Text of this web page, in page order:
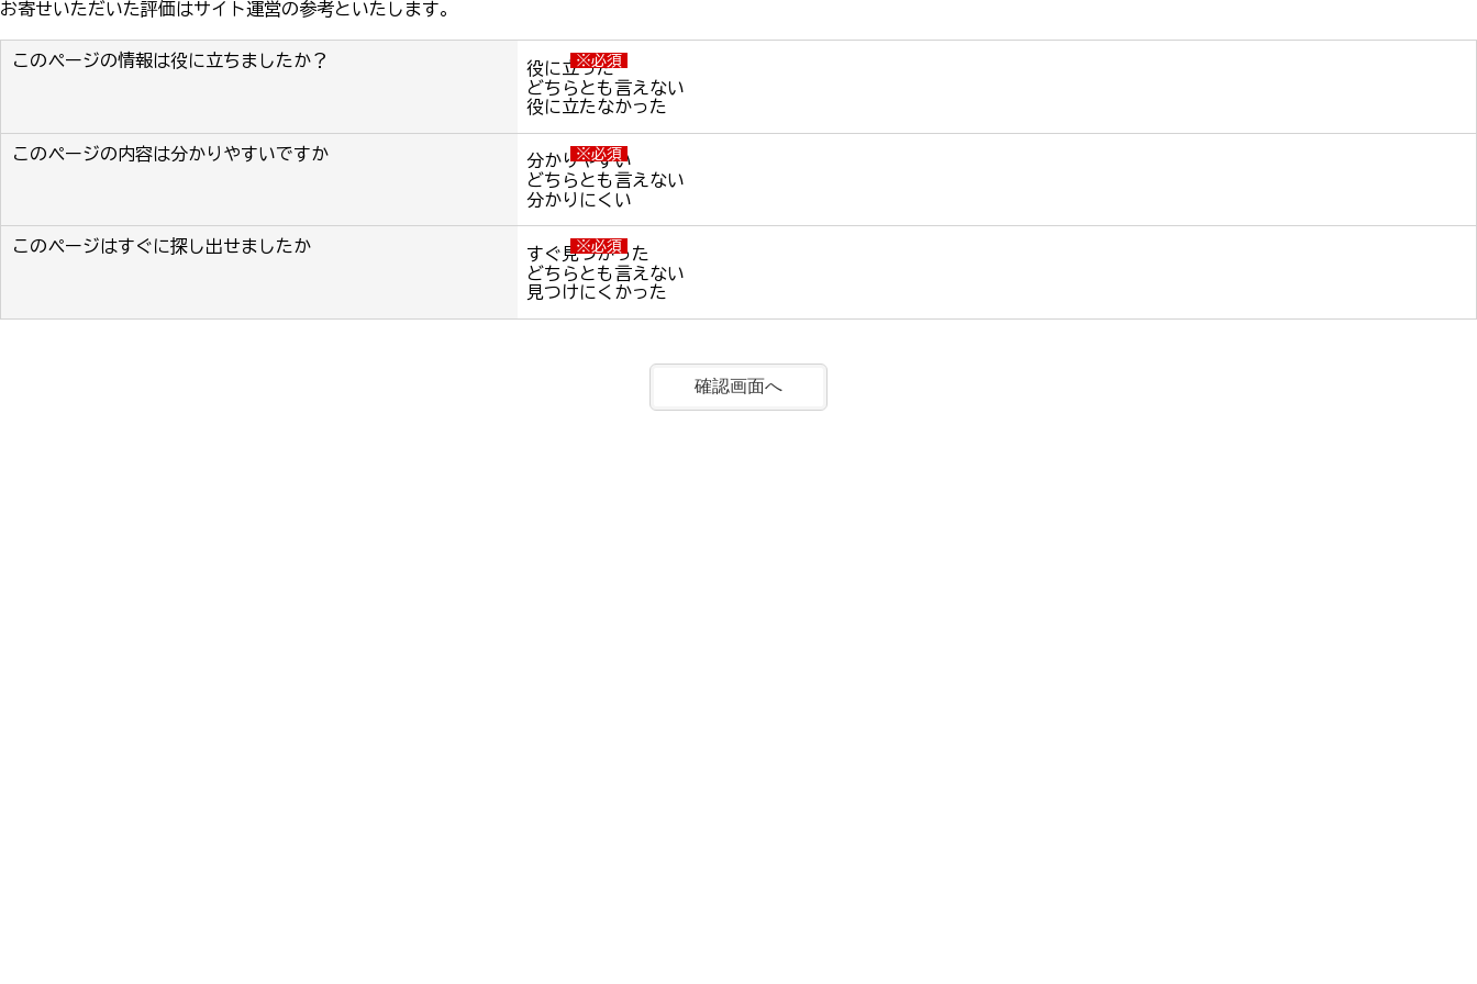
お寄せいただいた評価はサイト運営の参考といたします。
このページの情報は役に立ちましたか？ ※必須
役に立った
どちらとも言えない
役に立たなかった
このページの内容は分かりやすいですか ※必須
分かりやすい
どちらとも言えない
分かりにくい
このページはすぐに探し出せましたか ※必須
すぐ見つかった
どちらとも言えない
見つけにくかった